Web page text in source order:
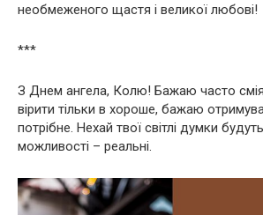
необмеженого щастя і великої любові!
***
З Днем ангела, Колю! Бажаю часто
вірити тільки в хороше, бажаю
потрібне. Нехай твої світлі думки
можливості – реальні.